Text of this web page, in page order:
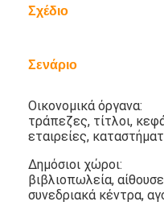
Περίπου εμείς
Μας ελάτε σε επαφή
Ειδήσεις
συνομιλία τώρα
Σχέδιο
Σενάριο
Οικονομικά όργανα:
τράπεζες, τίτλοι,
εταιρείες,
Δημόσιοι χώροι:
βιβλιοπωλεία,
συνεδριακά κέντρα,